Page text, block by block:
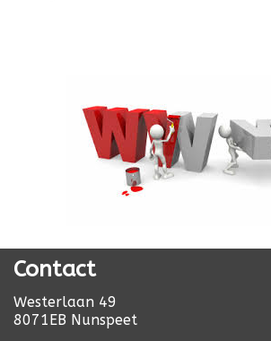
Contact
Westerlaan 49
8071EB Nunspeet